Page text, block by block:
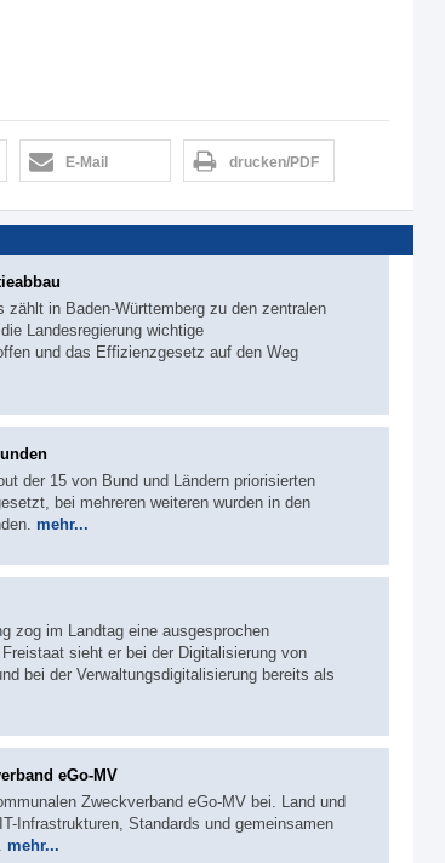
E-Mail drucken/PDF
in Baden-Württemberg zu den zentralen
Landesregierung wichtige
und das Effizienzgesetz auf den Weg
der 15 von Bund und Ländern priorisierten
bei mehreren weiteren wurden in den
mehr...
zog im Landtag eine ausgesprochen
sieht er bei der Digitalisierung von
bei der Verwaltungsdigitalisierung bereits als
eGo-MV
Zweckverband eGo-MV bei. Land und
Infrastrukturen, Standards und gemeinsamen
mehr...